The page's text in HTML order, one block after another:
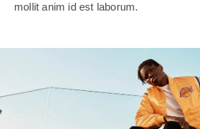
mollit anim id est laborum.